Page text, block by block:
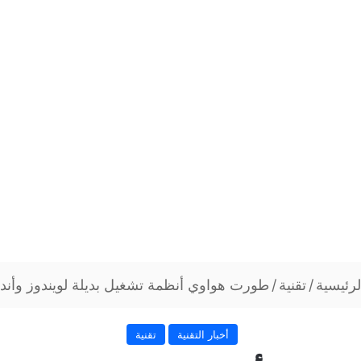
/تقنية/ طورت هواوي أنظمة تشغيل بديلة لويندوز
أخبار التقنية تقنية